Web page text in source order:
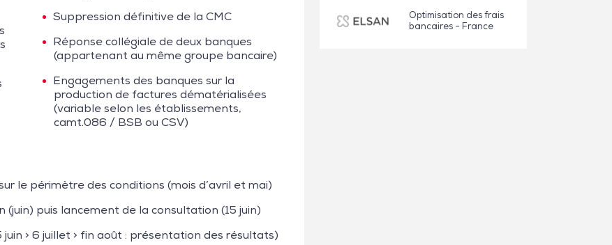
Suppression définitive de la CMC
Réponse collégiale de deux banques
(appartenant au même groupe bancaire)
Engagements des banques sur la
production de factures dématérialisées
(variable selon les établissements,
camt.086 / BSB ou CSV)
le périmètre des conditions (mois d’avril et mai)
puis lancement de la consultation (15 juin)
> 6 juillet > fin août : présentation des résultats)
Optimisation des frais
bancaires - France